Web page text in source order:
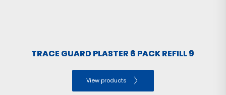
TRACE GUARD PLASTER 6 PACK REFILL 9
View products